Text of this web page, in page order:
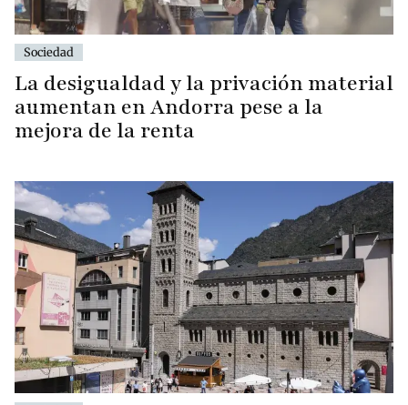
Sociedad
La desigualdad y la privación material
aumentan en Andorra pese a la
mejora de la renta